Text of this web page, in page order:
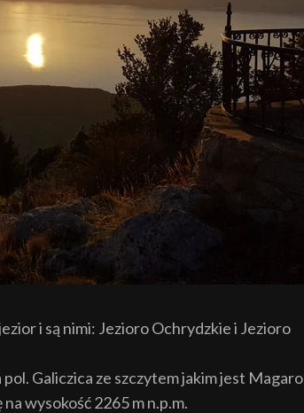
i są nimi: Jezioro Ochrydzkie i Jezioro
Galiczica ze szczytem jakim jest Magaro
wysokość 2265 m n.p.m.